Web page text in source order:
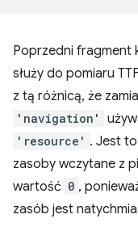
Poprzedni
służy do pomiaru
z tą różnicą, że
'navigation'
'resource' . Jest
zasoby wczytane z
wartość 0 ,
zasób jest